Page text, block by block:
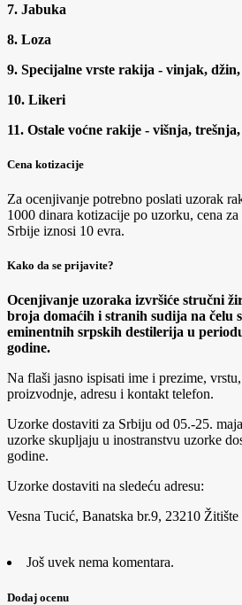
7. Jabuka
8. Loza
9. Specijalne vrste rakija - vinjak,
10. Likeri
11. Ostale voćne rakije - višnja,
Cena kotizacije
Za ocenjivanje potrebno poslati uzorak
1000 dinara kotizacije po uzorku, cena
Srbije iznosi 10 evra.
Kako da se prijavite?
Ocenjivanje uzoraka izvršiće stručni
broja domaćih i stranih sudija na čelu
eminentnih srpskih destilerija u
godine.
Na flaši jasno ispisati ime i prezime,
proizvodnje, adresu i kontakt telefon.
Uzorke dostaviti za Srbiju od 05.-25.
uzorke skupljaju u inostranstvu uzorke
godine.
Uzorke dostaviti na sledeću adresu:
Vesna Tucić, Banatska br.9, 23210
Još uvek nema komentara.
Dodaj ocenu